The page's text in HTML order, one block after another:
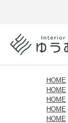
HOME
HOME
HOME
HOME
HOME